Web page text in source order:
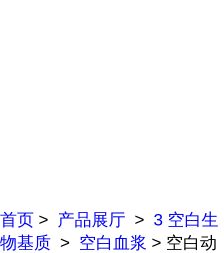
首页 > 产品展厅 > 3 空白生
物基质 > 空白血浆 > 空白动